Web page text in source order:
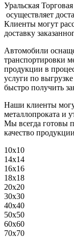
Уральская
осуществляет
Клиенты могут
доставку
Автомобили
транспортировки
продукции в
услуги по
быстро получить
Наши клиенты
металлопроката и
Мы всегда готовы
качество
10х10
14х14
16х16
18х18
20х20
30х30
40х40
50х50
60х60
70х70